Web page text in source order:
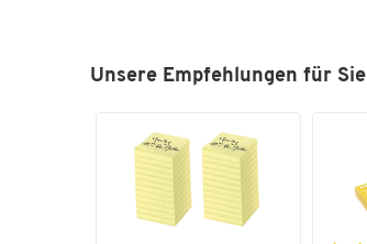
Unsere Empfehlungen für Sie